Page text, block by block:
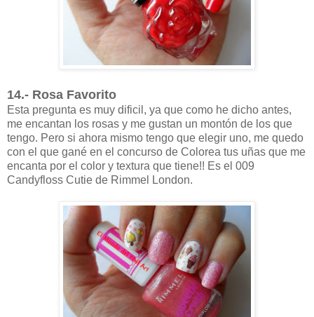
14.- Rosa Favorito
Esta pregunta es muy dificil, ya que como he dicho antes,
me encantan los rosas y me gustan un montón de los que
tengo. Pero si ahora mismo tengo que elegir uno, me quedo
con el que gané en el concurso de Colorea tus uñas que me
encanta por el color y textura que tiene!! Es el 009
Candyfloss Cutie de Rimmel London.